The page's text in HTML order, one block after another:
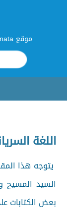
موقع Learnata
اللغة
يتوجه هذا
السيد
بعض الكتابات